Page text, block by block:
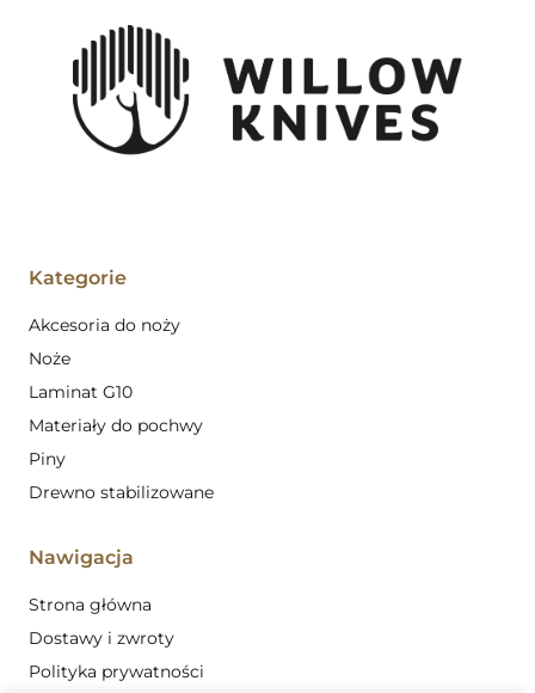
Kategorie
Akcesoria do noży
Noże
Laminat G10
Materiały do pochwy
Piny
Drewno stabilizowane
Nawigacja
Strona główna
Dostawy i zwroty
Polityka prywatności